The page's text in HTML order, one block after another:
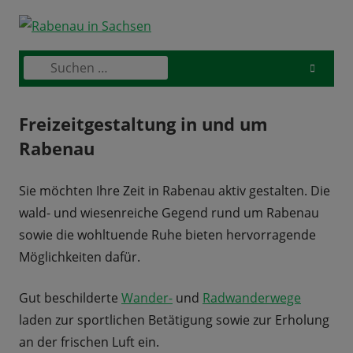
Skip
contentPrimary
Suchen
nach:
Freizeitgestaltung in und um
Rabenau
Sie möchten Ihre Zeit in Rabenau aktiv gestalten. Die
wald- und wiesenreiche Gegend rund um Rabenau
sowie die wohltuende Ruhe bieten hervorragende
Möglichkeiten dafür.
Gut beschilderte Wander- und Radwanderwege
laden zur sportlichen Betätigung sowie zur Erholung
an der frischen Luft ein.